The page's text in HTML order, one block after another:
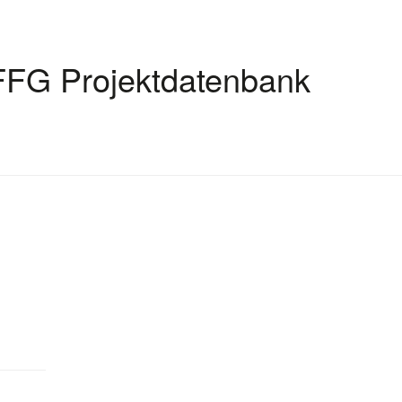
Projektdatenbank